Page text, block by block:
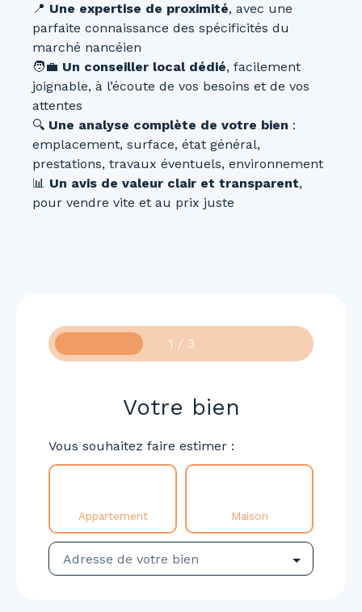
📍 Une expertise de proximité, avec une
parfaite connaissance des spécificités du
marché nancéien
🧑‍💼 Un conseiller local dédié, facilement
joignable, à l’écoute de vos besoins et de vos
attentes
🔍 Une analyse complète de votre bien :
emplacement, surface, état général,
prestations, travaux éventuels, environnement
📊 Un avis de valeur clair et transparent,
pour vendre vite et au prix juste
1 / 3
Votre bien
Vous souhaitez faire estimer :
Appartement Maison
Adresse de votre bien